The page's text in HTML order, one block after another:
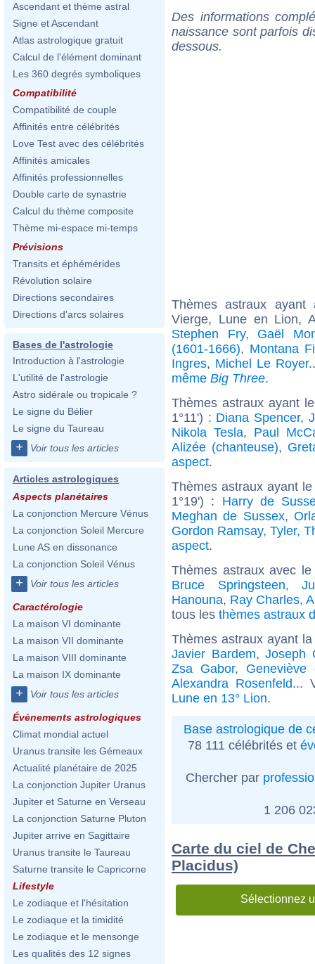
Ascendant et thème astral
Signe et Ascendant
Atlas astrologique gratuit
Calcul de l'élément dominant
Les 360 degrés symboliques
Compatibilité
Compatibilité de couple
Affinités entre célébrités
Love Test avec des célébrités
Affinités amicales
Affinités professionnelles
Double carte de synastrie
Calcul du thème composite
Thème mi-espace mi-temps
Prévisions
Transits et éphémérides
Révolution solaire
Directions secondaires
Directions d'arcs solaires
Bases de l'astrologie
Introduction à l'astrologie
L'utilité de l'astrologie
Astro sidérale ou tropicale ?
Le signe du Bélier
Le signe du Taureau
+ Voir tous les articles
Articles astrologiques
Aspects planétaires
La conjonction Mercure Vénus
La conjonction Soleil Mercure
Lune AS en dissonance
La conjonction Soleil Vénus
+ Voir tous les articles
Caractérologie
La maison VI dominante
La maison VII dominante
La maison VIII dominante
La maison IX dominante
+ Voir tous les articles
Évènements astrologiques
Climat mondial actuel
Uranus transite les Gémeaux
Actualité planétaire de 2025
La conjonction Jupiter Uranus
Jupiter et Saturne en Verseau
La conjonction Saturne Pluton
Jupiter arrive en Sagittaire
Uranus transite le Taureau
Saturne transite le Capricorne
Lifestyle
Le zodiaque et l'hésitation
Le zodiaque et la timidité
Le zodiaque et le mensonge
Les qualités des 12 signes
Des informations
naissance sont parfois
dessous.
Thèmes astraux
Vierge, Lune en Lion,
Stephen Fry, Gaël
(1601-1666), Montana
Ingres, Michel Le Royer
même Big Three.
Thèmes astraux ayant
1°11') : Diana Spencer,
Nikola Tesla, Paul
Alizée (chanteuse),
aspect.
Thèmes astraux ayant
1°19') : Harry de
Meghan de Sussex,
Gordon Ramsay, Tyler,
aspect.
Thèmes astraux avec
Bruce Springsteen,
Hanouna, Ray Charles,
tous les thèmes astraux
Thèmes astraux ayant
Javier Bardem,Joseph
Zsa Gabor, Geneviève
Alexandra Rosenfeld...
Lune en 13° Lion.
Base astrologique de
78 111 célébrités et
Chercher par
1 206
Carte du ciel de
Placidus)
Sélectionnez